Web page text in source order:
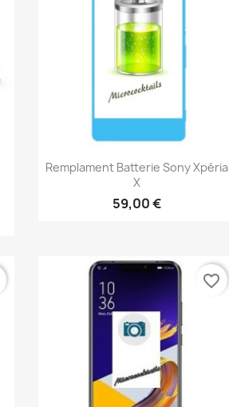
Aperçu rapide
Remplament Batterie Sony Xpéria
X
59,00 €
favorite_border